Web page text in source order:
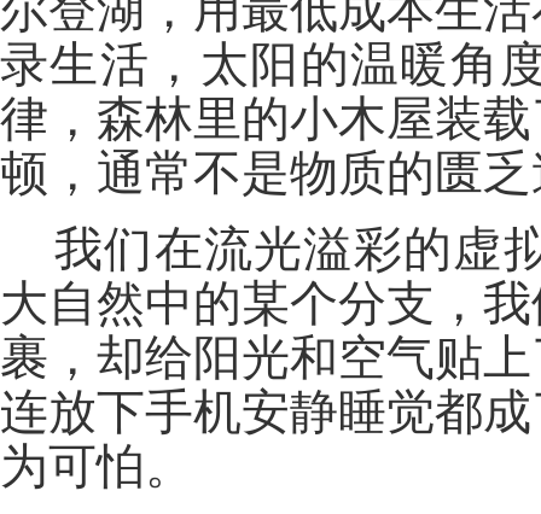
录生活，太阳的温暖角
律，森林里的小木屋装
顿，通常不是物质的匮
我们在流光溢彩的虚
大自然中的某个分支，
裹，却给阳光和空气贴
连放下手机安静睡觉都
为可怕。